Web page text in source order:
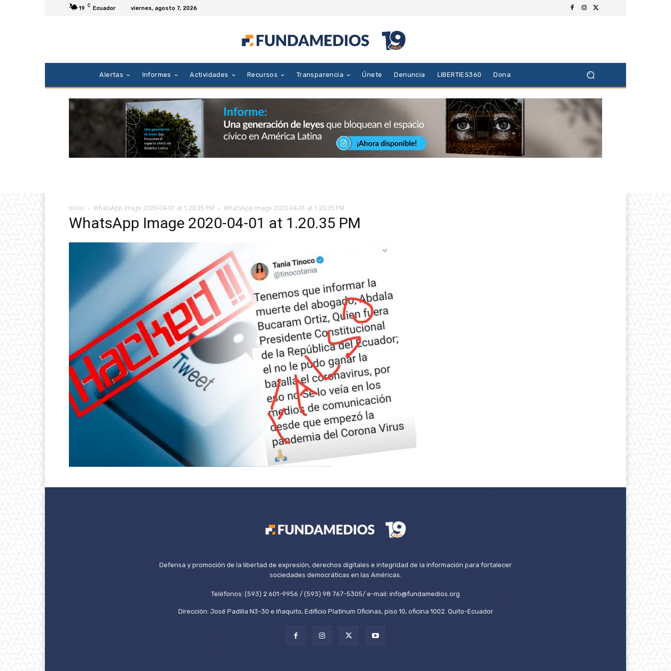
19 C Ecuador viernes, agosto 7, 2026
Alertas Informes Actividades Recursos Transparencia Únete Denuncia LIBERTIES360 Dona
Inicio WhatsApp Image 2020-04-01 at 1.20.35 PM WhatsApp Image 2020-04-01 at 1.20.35 PM
WhatsApp Image 2020-04-01 at 1.20.35 PM
Defensa y promoción de la libertad de expresión, derechos digitales e integridad de la información para fortalecer
sociedades democráticas en las Américas.
Teléfonos: (593) 2 601-9956 / (593) 98 767-5305/ e-mail: info@fundamedios.org
Dirección: José Padilla N3-30 e Iñaquito, Edificio Platinum Oficinas, piso 10, oficina 1002. Quito-Ecuador